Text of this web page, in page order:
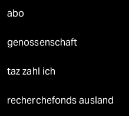
abo
genossenschaft
taz zahl ich
recherchefonds ausland